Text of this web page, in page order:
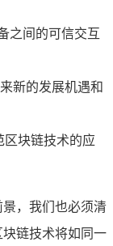
之间的可信交互
新的发展机遇和
区块链技术的应
，我们也必须清
链技术将如同一